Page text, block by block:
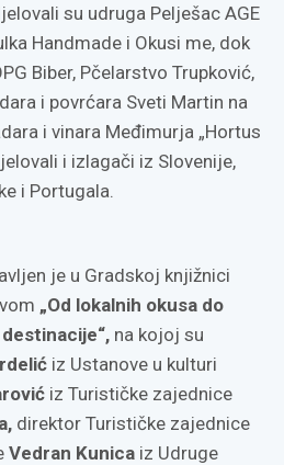
su udruga Pelješac AGE
Handmade i Okusi me, dok
Biber, Pčelarstvo Trupković,
i povrćara Sveti Martin na
i vinara Međimurja „Hortus
i izlagači iz Slovenije,
i Portugala.
je u Gradskoj knjižnici
„Od lokalnih okusa do
na kojoj su
iz Ustanove u kulturi
iz Turističke zajednice
direktor Turističke zajednice
Vedran Kunica iz Udruge